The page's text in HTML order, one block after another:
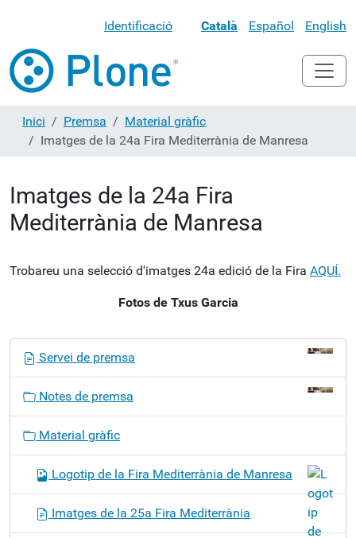
Identificació Català Español English
Inici Premsa
Material gràfic
Imatges de la 24a Fira Mediterrània de Manresa
Imatges de la 24a Fira
Mediterrània de Manresa
Trobareu una selecció d'imatges 24a edició de la Fira AQUÍ.
Fotos de Txus Garcia
ó
Servei de premsa
Notes de premsa
Material gràfic
Logotip de la Fira Mediterrània de Manresa
Imatges de la 25a Fira Mediterrània